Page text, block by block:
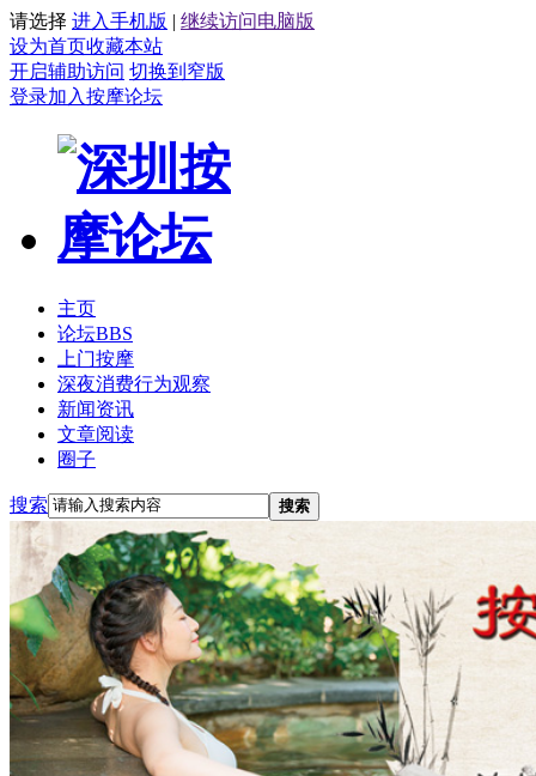
请选择 进入手机版 | 继续访问电脑版
设为首页收藏本站
开启辅助访问 切换到窄版
登录加入按摩论坛
主页
论坛BBS
上门按摩
深夜消费行为观察
新闻资讯
文章阅读
圈子
搜索 搜索